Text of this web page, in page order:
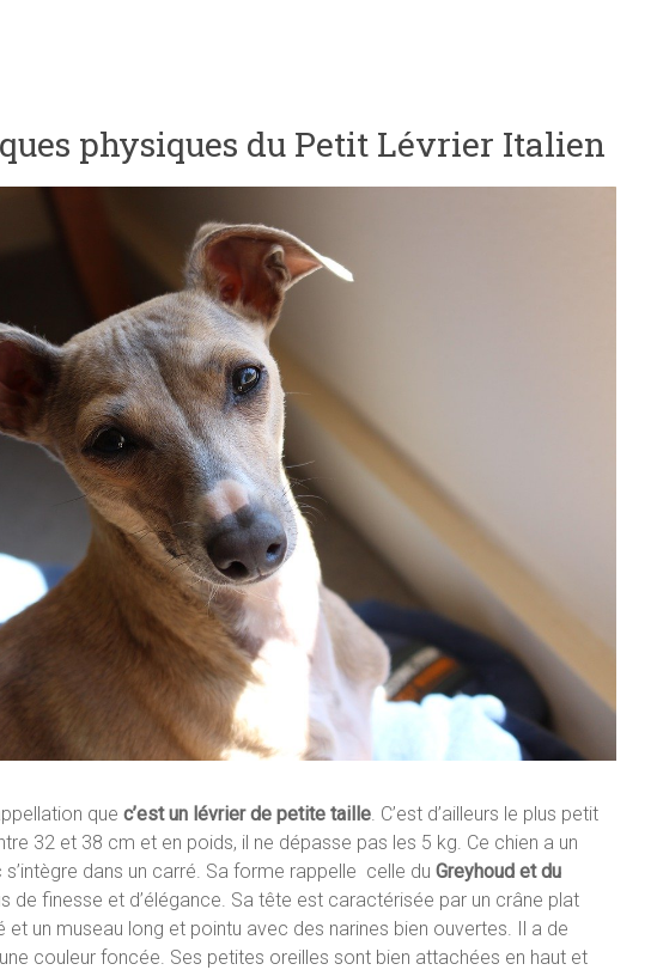
physiques du Petit Lévrier Italien
que c’est un lévrier de petite taille. C’est d’ailleurs le plus petit
32 et 38 cm et en poids, il ne dépasse pas les 5 kg. Ce chien a un
dans un carré. Sa forme rappelle celle du Greyhoud et du
de finesse et d’élégance. Sa tête est caractérisée par un crâne plat
un museau long et pointu avec des narines bien ouvertes. Il a de
couleur foncée. Ses petites oreilles sont bien attachées en haut et